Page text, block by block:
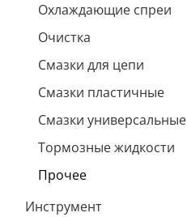
Охлаждающие спреи
Очистка
Смазки для цепи
Смазки пластичные
Смазки универсальные
Тормозные жидкости
Прочее
Инструмент